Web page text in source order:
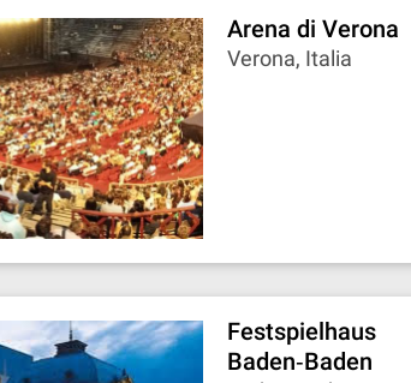
Arena di Verona
Verona, Italia
Festspielhaus
Baden‐Baden